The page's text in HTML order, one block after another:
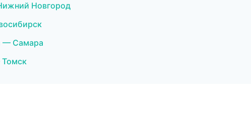
Новгород
— Самара